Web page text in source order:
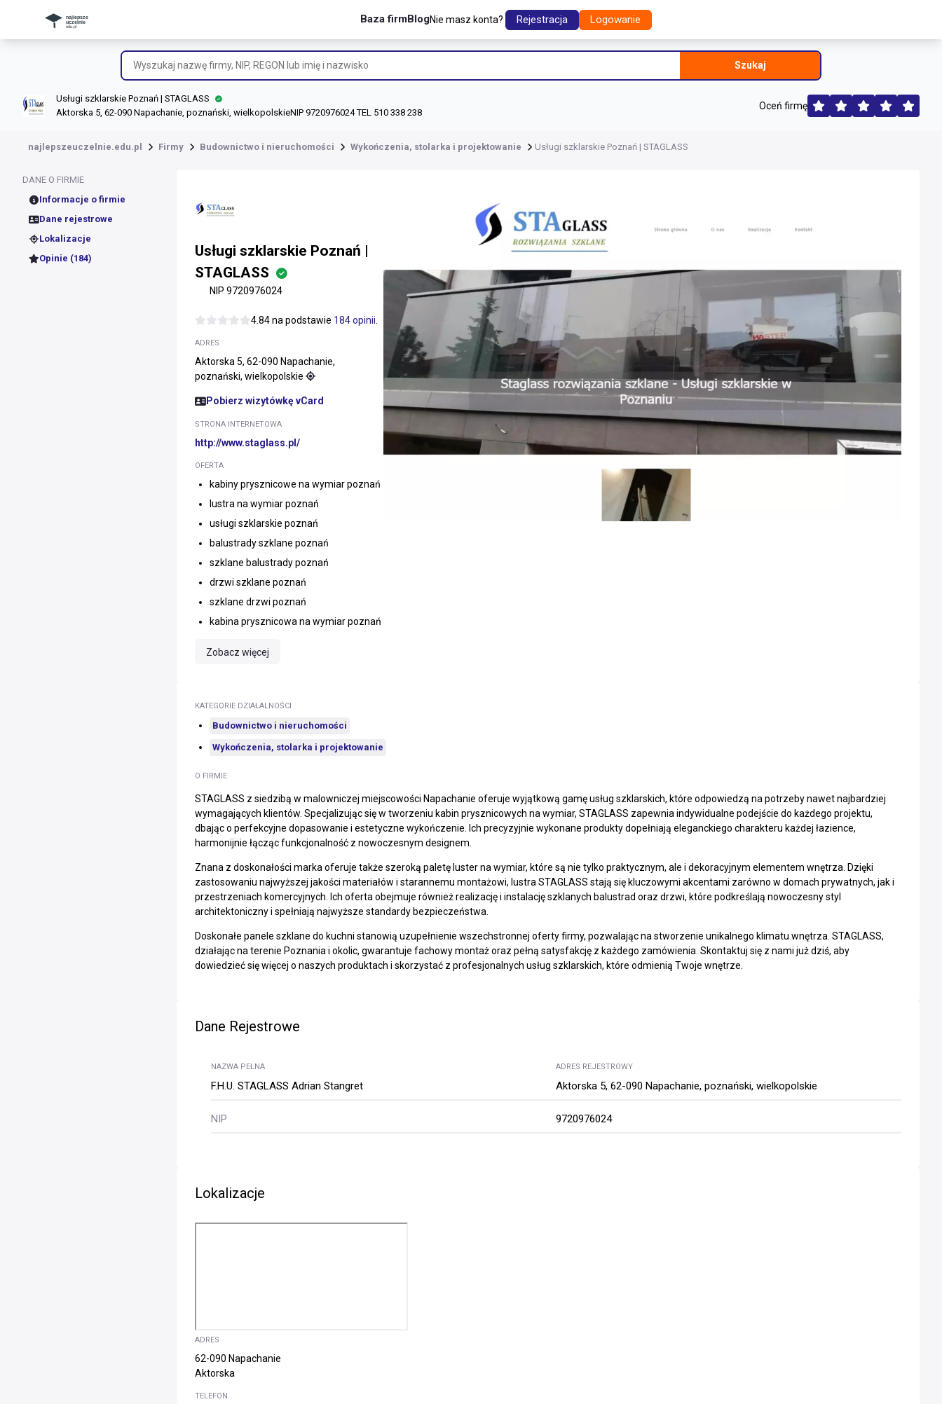
Baza firmBlogNie masz konta? Rejestracja Logowanie
Szukaj
Usługi szklarskie Poznań | STAGLASS
Aktorska 5, 62-090 Napachanie, poznański, wielkopolskieNIP 9720976024 TEL 510 338 238
Oceń firmę
najlepszeuczelnie.edu.pl Firmy Budownictwo i nieruchomości Wykończenia, stolarka i projektowanie Usługi szklarskie Poznań | STAGLASS
DANE O FIRMIE
Informacje o firmie
Dane rejestrowe
Lokalizacje
Opinie (184)
Usługi szklarskie Poznań |
STAGLASS
NIP 9720976024
4.84 na podstawie 184 opinii
ADRES
Aktorska 5, 62-090 Napachanie,
poznański, wielkopolskie
Pobierz wizytówkę vCard
STRONA INTERNETOWA
http://www.staglass.pl/
OFERTA
kabiny prysznicowe na wymiar poznań
lustra na wymiar poznań
usługi szklarskie poznań
balustrady szklane poznań
szklane balustrady poznań
drzwi szklane poznań
szklane drzwi poznań
kabina prysznicowa na wymiar poznań
Zobacz więcej
O FIRMIE
STAGLASS z siedzibą w malowniczej miejscowości Napachanie oferuje wyjątkową gamę usług szklarskich, które odpowiedzą na potrzeby nawet najbardziej
wymagających klientów. Specjalizując się w tworzeniu kabin prysznicowych na wymiar, STAGLASS zapewnia indywidualne podejście do każdego projektu,
dbając o perfekcyjne dopasowanie i estetyczne wykończenie. Ich precyzyjnie wykonane produkty dopełniają eleganckiego charakteru każdej łazience,
harmonijnie łącząc funkcjonalność z nowoczesnym designem.
Znana z doskonałości marka oferuje także szeroką paletę luster na wymiar, które są nie tylko praktycznym, ale i dekoracyjnym elementem wnętrza. Dzięki
zastosowaniu najwyższej jakości materiałów i starannemu montażowi, lustra STAGLASS stają się kluczowymi akcentami zarówno w domach prywatnych, jak i
przestrzeniach komercyjnych. Ich oferta obejmuje również realizację i instalację szklanych balustrad oraz drzwi, które podkreślają nowoczesny styl
architektoniczny i spełniają najwyższe standardy bezpieczeństwa.
Doskonałe panele szklane do kuchni stanowią uzupełnienie wszechstronnej oferty firmy, pozwalając na stworzenie unikalnego klimatu wnętrza. STAGLASS,
działając na terenie Poznania i okolic, gwarantuje fachowy montaż oraz pełną satysfakcję z każdego zamówienia. Skontaktuj się z nami już dziś, aby
dowiedzieć się więcej o naszych produktach i skorzystać z profesjonalnych usług szklarskich, które odmienią Twoje wnętrze.
KATEGORIE DZIAŁALNOŚCI
Budownictwo i nieruchomości
Wykończenia, stolarka i projektowanie
Dane Rejestrowe
NAZWA PEŁNA
F.H.U. STAGLASS Adrian Stangret
ADRES REJESTROWY
Aktorska 5, 62-090 Napachanie, poznański, wielkopolskie
NIP 9720976024
Lokalizacje
ADRES
62-090 Napachanie
Aktorska
TELEFON